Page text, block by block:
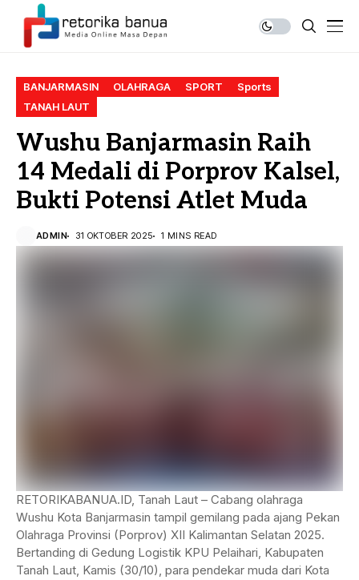
BANJARMASIN OLAHRAGA SPORT
Sports
TANAH LAUT
Wushu Banjarmasin Raih
14 Medali di Porprov Kalsel,
Bukti Potensi Atlet Muda
ADMIN 31 OKTOBER 2025 1 MINS READ
RETORIKABANUA.ID, Tanah Laut – Cabang olahraga
Wushu Kota Banjarmasin tampil gemilang pada ajang Pekan
Olahraga Provinsi (Porprov) XII Kalimantan Selatan 2025.
Bertanding di Gedung Logistik KPU Pelaihari, Kabupaten
Tanah Laut, Kamis (30/10), para pendekar muda dari Kota